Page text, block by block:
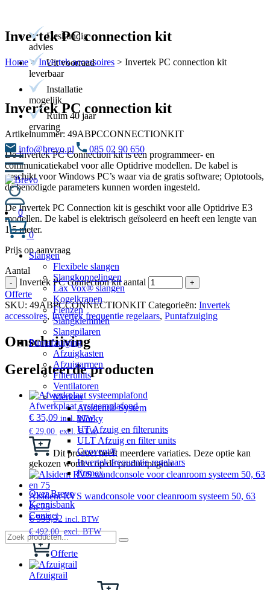
Deskundig
advies
Uit voorraad
leverbaar
Installatie
mogelijk
Ruim 40 jaar
ervaring
info@brevo.nl 085 02 90 650
0
0
Slangen
Flexibele slangen
Slangkoppelingen
Lax Vox® slangen
Kogelkranen
Flenzen
Slangklemmen
Slangpilaren
Puntafzuiging
Afzuigkasten
Afzuigarmen
Filterunits
Ventilatoren
Merken
Alsident® System
Worky
UT Afzuig en filterunits
ULT Afzuig en filter units
Geovent®
Invertek frequentie regelaars
Fumex
Over Brevo
Kennisbank
Contact
Invertek PC connection kit
Home>Invertek accessoires > Invertek PC connection kit
Invertek PC connection kit
Artikelnummer: 49ABPCCONNECTIONKIT
De Invertek PC Connection kit is een programmeer- en
communicatiekabel voor alle Optidrive modellen. De kabel is
geschikt voor Windows PC’s waar via de gratis software; Optotools,
de benodigde parameters kunnen worden ingesteld.
De Invertek PC Connection kit is geschikt voor alle Optidrive E3
modellen. De kabel is elektrisch geïsoleerd en heeft een lengte van
1,5 meter.
Prijs op aanvraag
Aantal
- Invertek PC connection kit aantal +
Offerte
SKU: 49ABPCCONNECTIONKIT Categorieën: Invertek
accessoires, Invertek frequentie regelaars, Puntafzuiging
Omschrijving
Gerelateerde producten
Afwerkplaat systeemplafond
€ 35,09 incl. BTW
€ 29,00 excl. BTW
Dit product heeft meerdere variaties. Deze optie kan
gekozen worden op de productpagina
Alsident RVS wandconsole voor cleanroom systeem 50, 63
en 75
€595,32 incl. BTW
€492,00 excl. BTW
Offerte
Afzuigrail